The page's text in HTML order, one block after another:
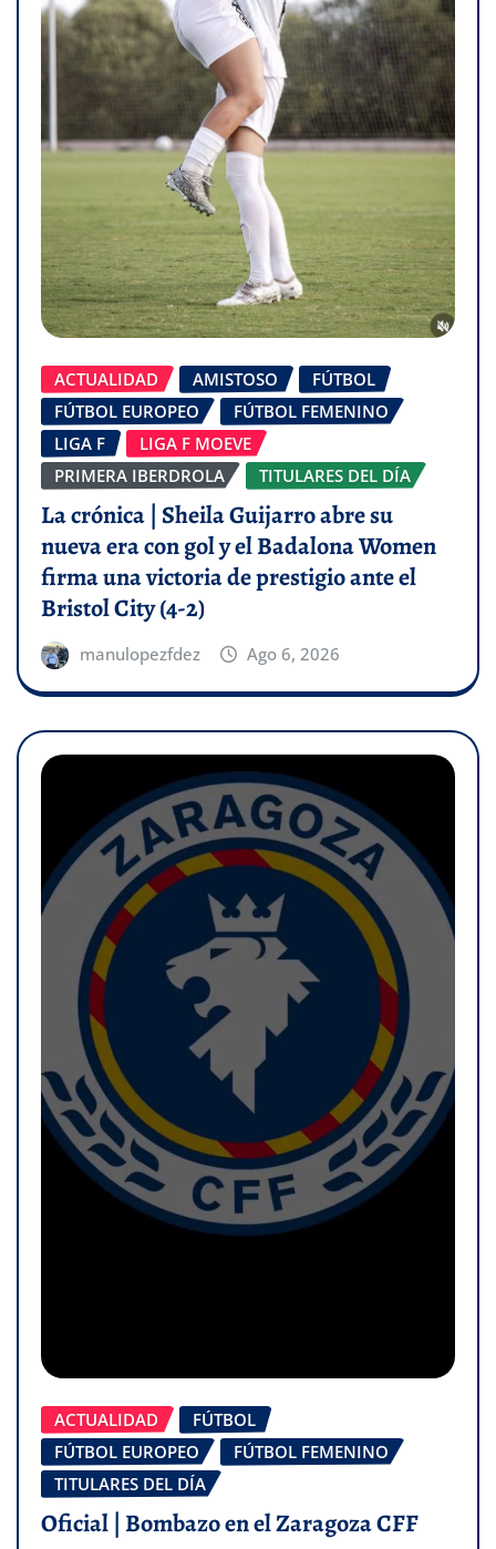
ACTUALIDAD AMISTOSO
FÚTBOL
FÚTBOL EUROPEO
FÚTBOL FEMENINO
LIGA F
LIGA F MOEVE
PRIMERA IBERDROLA
TITULARES DEL DÍA
La crónica | Sheila Guijarro abre su
nueva era con gol y el Badalona Women
firma una victoria de prestigio ante el
Bristol City (4-2)
manulopezfdez Ago 6, 2026
ACTUALIDAD
FÚTBOL
FÚTBOL EUROPEO
FÚTBOL FEMENINO
TITULARES DEL DÍA
Oficial | Bombazo en el Zaragoza CFF